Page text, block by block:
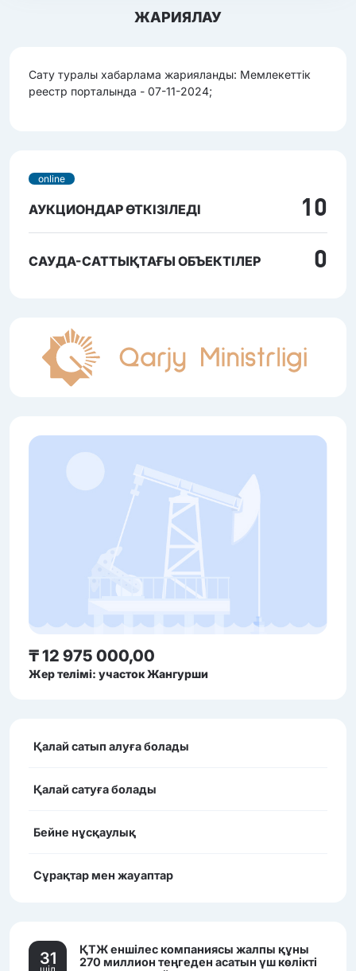
ЖАРИЯЛАУ
Сату туралы хабарлама жарияланды: Мемлекеттік
реестр порталында - 07-11-2024;
online
АУКЦИОНДАР ӨТКІЗІЛЕДІ 10
САУДА-САТТЫҚТАҒЫ ОБЪЕКТІЛЕР 0
₸ 12 975 000,00
Жер телімі: участок Жангурши
Қалай сатып алуға болады
Қалай сатуға болады
Бейне нұсқаулық
Сұрақтар мен жауаптар
31
ҚТЖ еншілес компаниясы жалпы құны
270 миллион теңгеден асатын үш көлікті